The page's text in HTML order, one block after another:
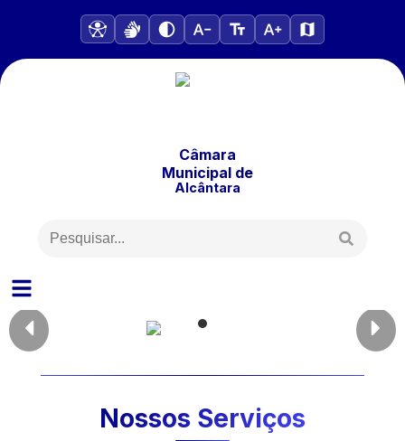
Câmara
Municipalde
Alcântara
Nossos Serviços